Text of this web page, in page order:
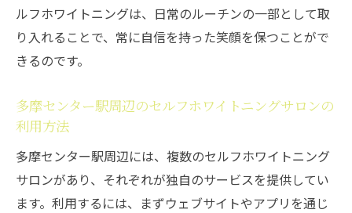
ルフホワイトニングは、日常のルーチンの一部として取
り入れることで、常に自信を持った笑顔を保つことがで
きるのです。
多摩センター駅周辺のセルフホワイトニングサロンの
利用方法
多摩センター駅周辺には、複数のセルフホワイトニング
サロンがあり、それぞれが独自のサービスを提供してい
ます。利用するには、まずウェブサイトやアプリを通じ